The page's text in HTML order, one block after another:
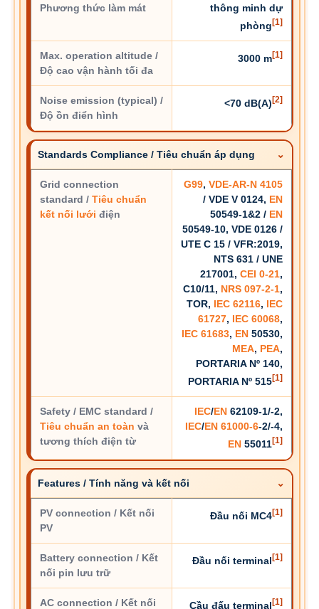
Phương thức làm mát
thông minh dự
phòng [1]
Max. operation altitude /
Độ cao vận hành tối đa
3000 m[1]
Noise emission (typical) /
Độ ồn điển hình
<70 dB(A) [2]
Standards Compliance / Tiêu chuẩn áp dụng
Grid connection
standard / Tiêu chuẩn
kết nối lưới điện
G99, VDE-AR-N 4105
/ VDE V 0124, EN
50549-1&2 / EN
50549-10, VDE 0126 /
UTE C 15 / VFR:2019,
NTS 631 / UNE
217001, CEI 0-21,
C10/11, NRS 097-2-1,
TOR, IEC 62116, IEC
61727, IEC 60068,
IEC 61683, EN50530,
MEA, PEA,
PORTARIA Nº 140,
PORTARIA Nº 515[1]
Safety / EMC standard /
Tiêu chuẩn an toàn và
tương thích điện từ
IEC/EN62109-1/-2,
IEC/EN 61000-6-2/-4,
EN55011[1]
Features / Tính năng và kết nối
PV connection / Kết nối
PV
Đầu nối MC4[1]
Battery connection / Kết
nối pin lưu trữ
Đầu nối terminal [1]
AC connection / Kết nối
Cầu đấu terminal [1]